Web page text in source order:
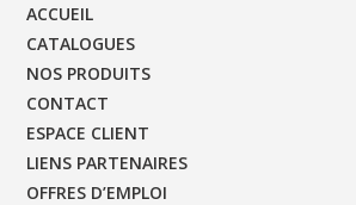
ACCUEIL
CATALOGUES
NOS PRODUITS
CONTACT
ESPACE CLIENT
LIENS PARTENAIRES
OFFRES D’EMPLOI